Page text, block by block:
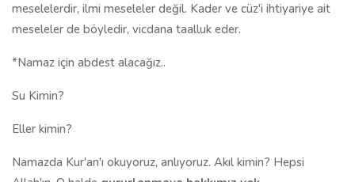
meselelerdir, ilmi meseleler değil. Kader ve cüz'i ihtiyariye ait
meseleler de böyledir, vicdana taalluk eder.
*Namaz için abdest alacağız..
Su Kimin?
Eller kimin?
Namazda Kur'an'ı okuyoruz, anlıyoruz. Akıl kimin? Hepsi